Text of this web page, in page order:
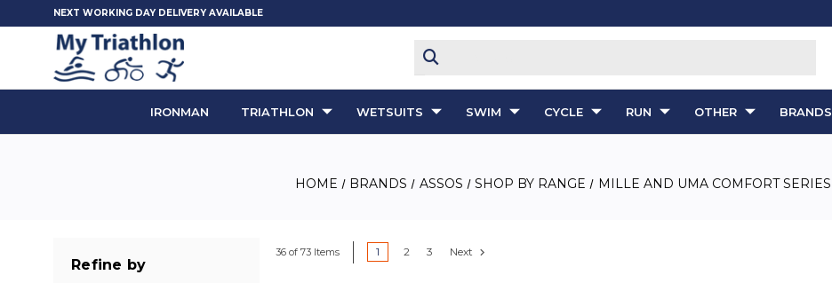
NEXT WORKING DAY DELIVERY AVAILABLE
IRONMAN TRIATHLON WETSUITS SWIM CYCLE RUN OTHER BRANDS
HOME BRANDS ASSOS SHOP BY RANGE MILLE AND UMA COMFORT SERIES
Refine by
36 of 73 Items 1 2 3 Next